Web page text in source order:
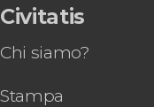
Escursione di 3
Civitatis
Chi siamo?
Stampa